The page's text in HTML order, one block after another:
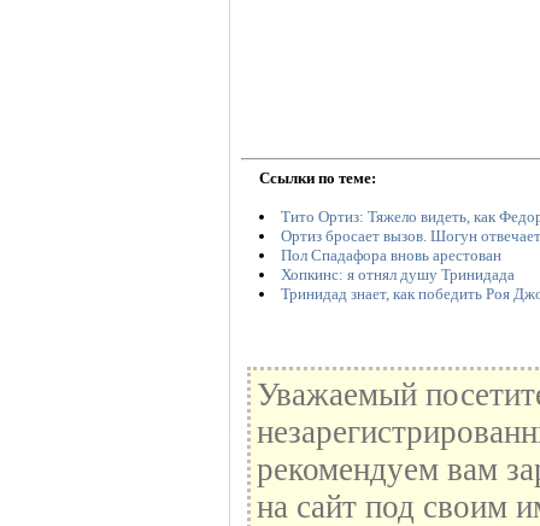
Ссылки по теме:
Тито Ортиз: Тяжело видеть, как
Ортиз бросает вызов. Шогун отвечает
Пол Спадафора вновь арестован
Хопкинс: я отнял душу Тринидада
Тринидад знает, как победить Роя
Уважаемый
рекомендуем вам
на сайт под своим